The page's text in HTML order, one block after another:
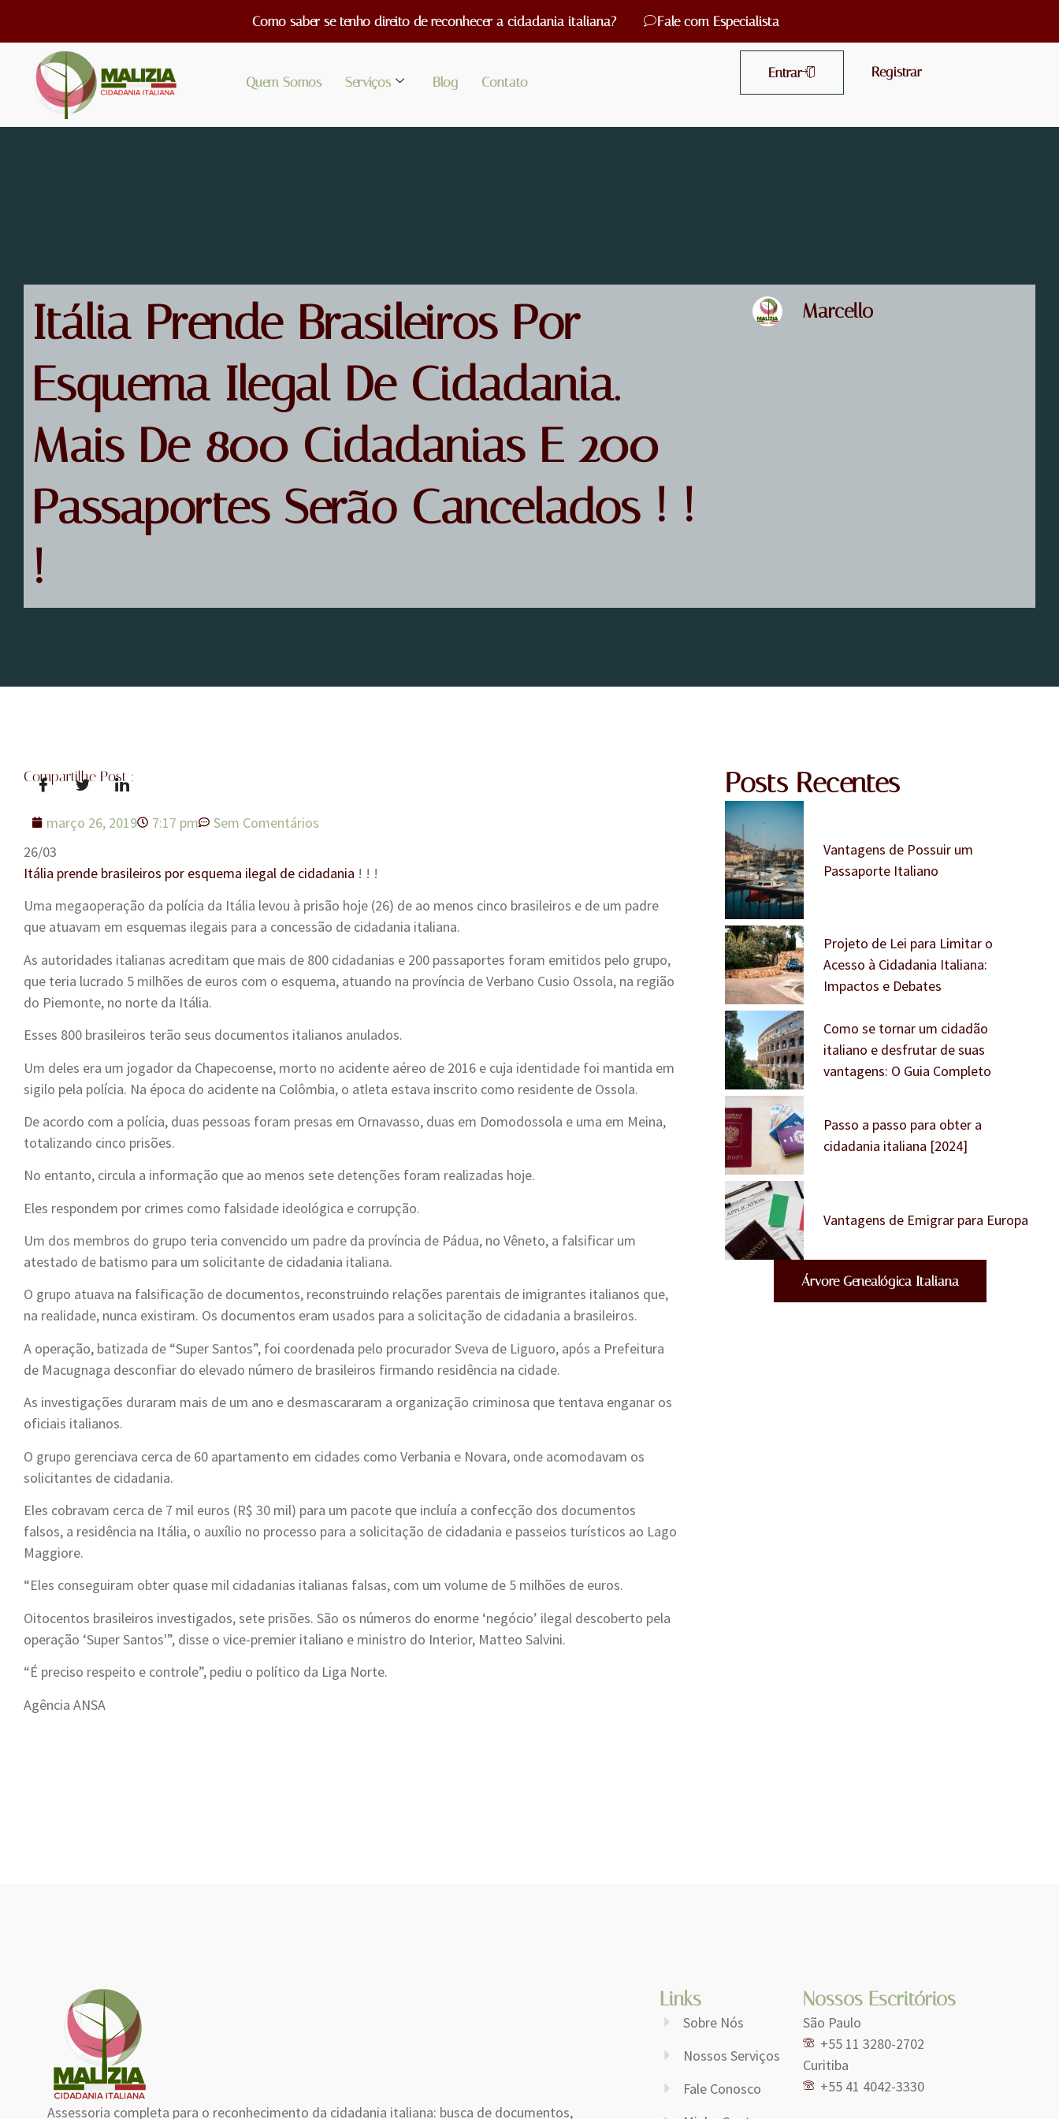
Como saber se tenho direito de reconhecer a cidadania italiana? Fale com Especialista
Quem Somos Serviços Blog Contato
Entrar Registrar
Itália Prende Brasileiros Por
Esquema Ilegal De Cidadania.
Mais De 800 Cidadanias E 200
Passaportes Serão Cancelados ! !
!
Marcello
Compartilhe Post :
março 26, 2019 7:17 pm
Sem Comentários
26/03
Itália prende brasileiros por esquema ilegal de cidadania ! ! !
Uma megaoperação da polícia da Itália levou à prisão hoje (26) de ao menos cinco brasileiros e de um padre
que atuavam em esquemas ilegais para a concessão de cidadania italiana.
As autoridades italianas acreditam que mais de 800 cidadanias e 200 passaportes foram emitidos pelo grupo,
que teria lucrado 5 milhões de euros com o esquema, atuando na província de Verbano Cusio Ossola, na região
do Piemonte, no norte da Itália.
Esses 800 brasileiros terão seus documentos italianos anulados.
Um deles era um jogador da Chapecoense, morto no acidente aéreo de 2016 e cuja identidade foi mantida em
sigilo pela polícia. Na época do acidente na Colômbia, o atleta estava inscrito como residente de Ossola.
De acordo com a polícia, duas pessoas foram presas em Ornavasso, duas em Domodossola e uma em Meina,
totalizando cinco prisões.
No entanto, circula a informação que ao menos sete detenções foram realizadas hoje.
Eles respondem por crimes como falsidade ideológica e corrupção.
Um dos membros do grupo teria convencido um padre da província de Pádua, no Vêneto, a falsificar um
atestado de batismo para um solicitante de cidadania italiana.
O grupo atuava na falsificação de documentos, reconstruindo relações parentais de imigrantes italianos que,
na realidade, nunca existiram. Os documentos eram usados para a solicitação de cidadania a brasileiros.
A operação, batizada de “Super Santos”, foi coordenada pelo procurador Sveva de Liguoro, após a Prefeitura
de Macugnaga desconfiar do elevado número de brasileiros firmando residência na cidade.
As investigações duraram mais de um ano e desmascararam a organização criminosa que tentava enganar os
oficiais italianos.
O grupo gerenciava cerca de 60 apartamento em cidades como Verbania e Novara, onde acomodavam os
solicitantes de cidadania.
Eles cobravam cerca de 7 mil euros (R$ 30 mil) para um pacote que incluía a confecção dos documentos
falsos, a residência na Itália, o auxílio no processo para a solicitação de cidadania e passeios turísticos ao Lago
Maggiore.
“Eles conseguiram obter quase mil cidadanias italianas falsas, com um volume de 5 milhões de euros.
Oitocentos brasileiros investigados, sete prisões. São os números do enorme ‘negócio’ ilegal descoberto pela
operação ‘Super Santos'”, disse o vice-premier italiano e ministro do Interior, Matteo Salvini.
“É preciso respeito e controle”, pediu o político da Liga Norte.
Agência ANSA
Posts Recentes
Vantagens de Possuir um
Passaporte Italiano
Projeto de Lei para Limitar o
Acesso à Cidadania Italiana:
Impactos e Debates
Como se tornar um cidadão
italiano e desfrutar de suas
vantagens: O Guia Completo
Passo a passo para obter a
cidadania italiana [2024]
Vantagens de Emigrar para Europa
Árvore Genealógica Italiana
Assessoria completa para o reconhecimento da cidadania italiana: busca de documentos,
Links
Sobre Nós
Nossos Serviços
Fale Conosco
Nossos Escritórios
São Paulo
+55 11 3280-2702
Curitiba
+55 41 4042-3330